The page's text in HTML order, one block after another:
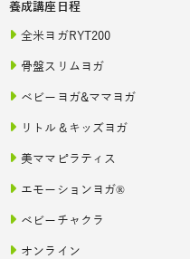
養成講座日程
全米ヨガRYT200
骨盤スリムヨガ
ベビーヨガ&ママヨガ
リトル＆キッズヨガ
美ママピラティス
エモーションヨガ®
ベビーチャクラ
オンライン